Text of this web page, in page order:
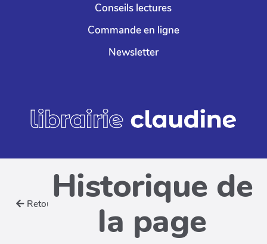
Conseils lectures
Commande en ligne
Newsletter
Retour Historique de
la page